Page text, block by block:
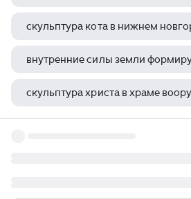
скульптура кота в нижнем
скульптура христа в храме